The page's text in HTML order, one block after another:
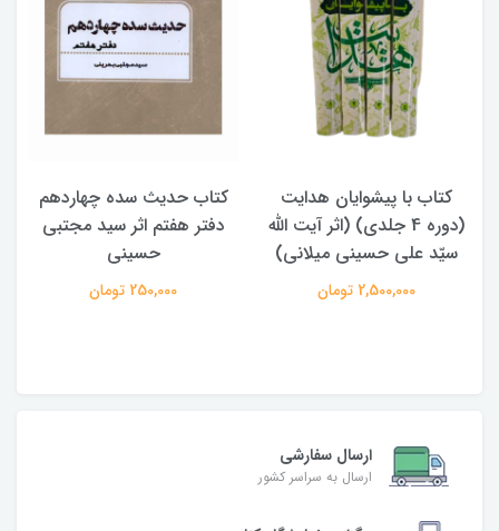
کتاب با پیشوایان هدایت
(دوره 4 جلدی) (اثر آیت الله
سیّد علی حسینی میلانی)
2,500,000 تومان
کتاب حدیث سده چهاردهم
دفتر هفتم اثر سید مجتبی
حسینی
250,000 تومان
ارسال سفارشی
ارسال به سراسر کشور